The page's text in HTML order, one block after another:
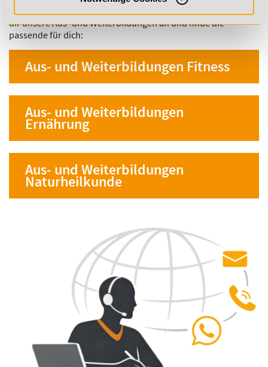
verschiedenen Gesundheitsbereichen weiterzubilden. Schau
dir unsere Aus- und Weiterbildungen an und finde die
passende für dich:
Aus- und Weiterbildungen Fitness
Aus- und Weiterbildungen
Ernährung
Aus- und Weiterbildungen
Naturheilkunde